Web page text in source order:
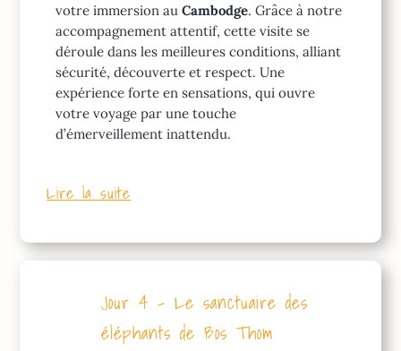
votre immersion auCambodge. Grâce à notre
accompagnement attentif, cette visite se
déroule dans les meilleures conditions, alliant
sécurité, découverte et respect. Une
expérience forte en sensations, qui ouvre
votre voyage par une touche
d’émerveillement inattendu.
Lire la suite
Jour 4 – Le sanctuaire des
éléphants de Bos Thom